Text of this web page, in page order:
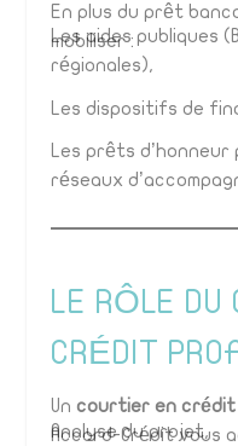
En plus du prêt
mobiliser :
Les aides publiques
régionales),
Les dispositifs de
Les prêts
réseaux
LE RÔLE DU
CRÉDIT
Un courtier en crédit
Accord-Crédit vous
Analyse du projet,